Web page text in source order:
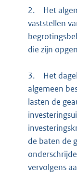
2.
Het
vaststellen
die zijn
3.
Het
algemeen
lasten de
de baten de
vervolgens